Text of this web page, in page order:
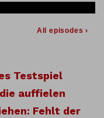
Testspiel
auffielen
Fehlt der